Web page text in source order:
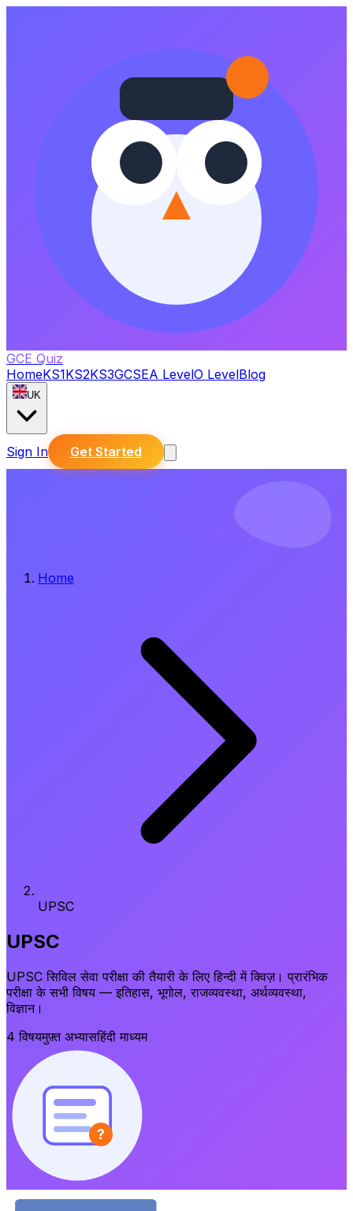
GCE Quiz
HomeKS1KS2KS3GCSEA LevelO LevelBlog
UK
Sign In Get Started
Home
UPSC
UPSC
UPSC सिविल सेवा परीक्षा की तैयारी के लिए हिन्दी में क्विज़। प्रारंभिक
परीक्षा के सभी विषय — इतिहास, भूगोल, राजव्यवस्था, अर्थव्यवस्था,
विज्ञान।
4 विषयमुफ़्त अभ्यासहिंदी माध्यम
?